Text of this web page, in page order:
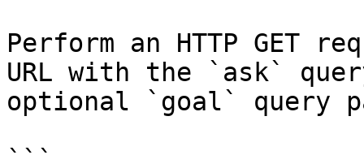
Perform an HTTP GET
URL with the `ask`
optional `goal` query
```